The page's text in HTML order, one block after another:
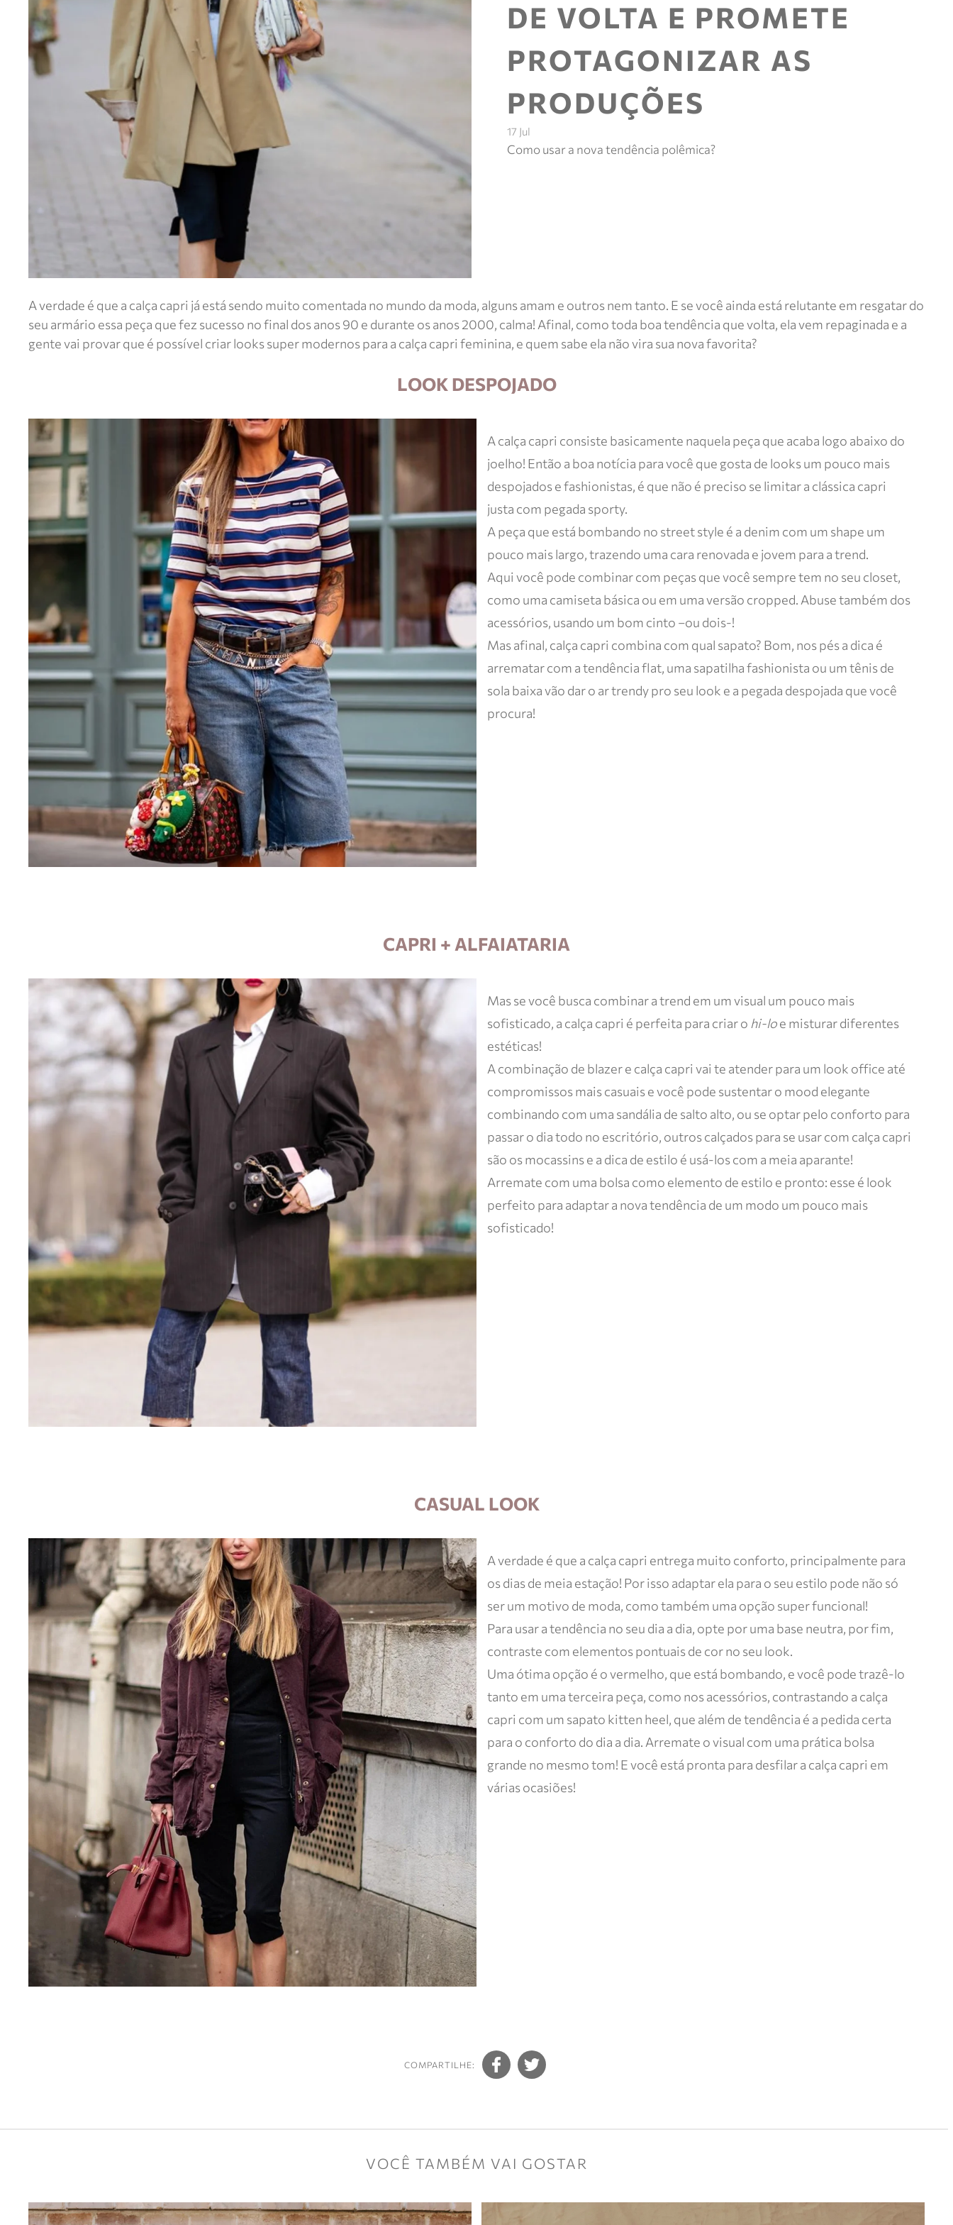
Meus
Acompanhe
seus
DE VOLTA E PROMETE
PROTAGONIZAR AS
PRODUÇÕES
17 Jul
Como usar a nova tendência polêmica?
A verdade é que a calça capri já está sendo muito comentada no mundo da moda, alguns amam e outros nem tanto. E se você ainda está relutante em resgatar do
seu armário essa peça que fez sucesso no final dos anos 90 e durante os anos 2000, calma! Afinal, como toda boa tendência que volta, ela vem repaginada e a
gente vai provar que é possível criar looks super modernos para a calça capri feminina, e quem sabe ela não vira sua nova favorita?
LOOK DESPOJADO
A calça capri consiste basicamente naquela peça que acaba logo abaixo do
joelho! Então a boa notícia para você que gosta de looks um pouco mais
despojados e fashionistas, é que não é preciso se limitar a clássica capri
justa com pegada sporty.
A peça que está bombando no street style é a denim com um shape um
pouco mais largo, trazendo uma cara renovada e jovem para a trend.
Aqui você pode combinar com peças que você sempre tem no seu closet,
como uma camiseta básica ou em uma versão cropped. Abuse também dos
acessórios, usando um bom cinto –ou dois-!
Mas afinal, calça capri combina com qual sapato? Bom, nos pés a dica é
arrematar com a tendência flat, uma sapatilha fashionista ou um tênis de
sola baixa vão dar o ar trendy pro seu look e a pegada despojada que você
procura!
CAPRI + ALFAIATARIA
Mas se você busca combinar a trend em um visual um pouco mais
sofisticado, a calça capri é perfeita para criar o hi-loe misturar diferentes
estéticas!
A combinação de blazer e calça capri vai te atender para um look office até
compromissos mais casuais e você pode sustentar o mood elegante
combinando com uma sandália de salto alto, ou se optar pelo conforto para
passar o dia todo no escritório, outros calçados para se usar com calça capri
são os mocassins e a dica de estilo é usá-los com a meia aparante!
Arremate com uma bolsa como elemento de estilo e pronto: esse é look
perfeito para adaptar a nova tendência de um modo um pouco mais
sofisticado!
CASUAL LOOK
A verdade é que a calça capri entrega muito conforto, principalmente para
os dias de meia estação! Por isso adaptar ela para o seu estilo pode não só
ser um motivo de moda, como também uma opção super funcional!
Para usar a tendência no seu dia a dia, opte por uma base neutra, por fim,
contraste com elementos pontuais de cor no seu look.
Uma ótima opção é o vermelho, que está bombando, e você pode trazê-lo
tanto em uma terceira peça, como nos acessórios, contrastando a calça
capri com um sapato kitten heel, que além de tendência é a pedida certa
para o conforto do dia a dia. Arremate o visual com uma prática bolsa
grande no mesmo tom! E você está pronta para desfilar a calça capri em
várias ocasiões!
COMPARTILHE:
VOCÊ TAMBÉM VAI GOSTAR